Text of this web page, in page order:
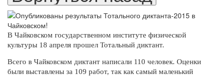
В Чайковском государственном институте физической
культуры 18 апреля прошел Тотальный диктант.
Всего в Чайковском диктант написали 110 человек. Оценки
были выставлены за 109 работ, так как самый маленький